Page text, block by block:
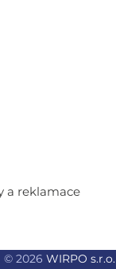
a reklamace
© 2026 WIRPO s.r.o.